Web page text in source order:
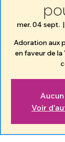
mer. 04 sept.
  |
Adoration aux
en faveur de
Voir